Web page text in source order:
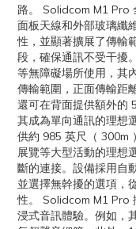
路。 Solidcom M1 Pro
面板天線和外部玻璃纖
性，並顯著擴展了傳輸
段，確保通訊不受干擾
等無障礙場所使用，其
傳輸範圍，正面傳輸距
還可在背面提供額外的
其成為單向通訊的理想
供約 985 英尺（ 300m
展覽等大型活動的理想
斷的連接。設備採用自
並選擇無幹擾的選項，
性。 Solidcom M1 Pro
浸式音訊體驗。例如，